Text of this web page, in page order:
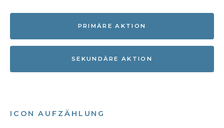
PRIMÄRE AKTION
SEKUNDÄRE AKTION
ICON AUFZÄHLUNG